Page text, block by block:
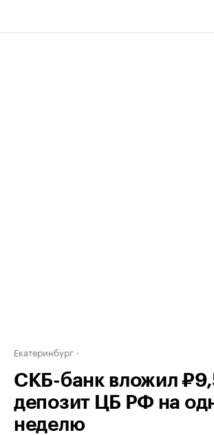
Екатеринбург
СКБ-банк вложил
депозит ЦБ РФ на
неделю